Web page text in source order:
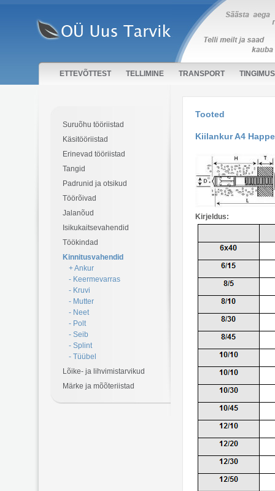
ETTEVÕTTEST TELLIMINE TRANSPORT
Suruõhu tööriistad
Käsitööriistad
Erinevad tööriistad
Tangid
Padrunid ja otsikud
Töörõivad
Jalanõud
Isikukaitsevahendid
Töökindad
Kinnitusvahendid
+ Ankur
- Keermevarras
- Kruvi
- Mutter
- Neet
- Polt
- Seib
- Splint
- Tüübel
Lõike- ja lihvimistarvikud
Märke ja mõõteriistad
Tooted
Kiilankur A4
Kirjeldus: